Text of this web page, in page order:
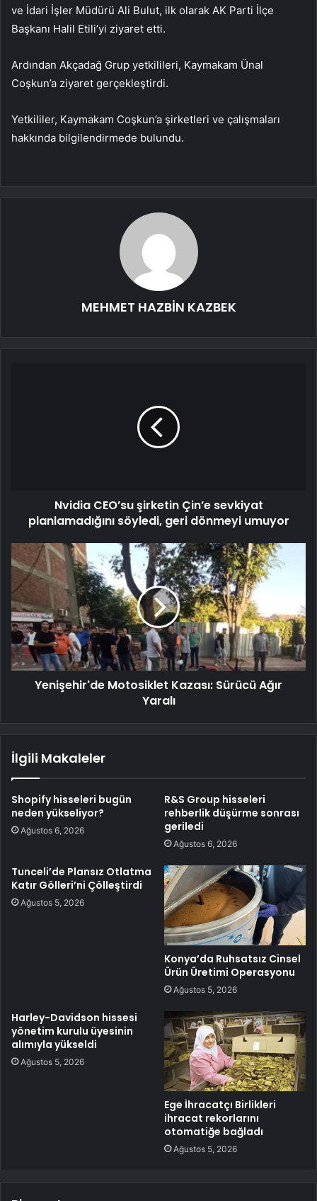
ve İdari İşler Müdürü Ali Bulut, ilk olarak AK Parti İlçe
Başkanı Halil Etili’yi ziyaret etti.
Ardından Akçadağ Grup yetkilileri, Kaymakam Ünal
Coşkun’a ziyaret gerçekleştirdi.
Yetkililer, Kaymakam Coşkun’a şirketleri ve çalışmaları
hakkında bilgilendirmede bulundu.
MEHMET HAZBİN KAZBEK
Nvidia CEO’su şirketin Çin’e sevkiyat
planlamadığını söyledi, geri dönmeyi umuyor
Yenişehir'de Motosiklet Kazası: Sürücü Ağır
Yaralı
İlgili Makaleler
Shopify hisseleri bugün
neden yükseliyor?
Ağustos 6, 2026
R&S Group hisseleri
rehberlik düşürme sonrası
geriledi
Ağustos 6, 2026
Tunceli’de Plansız Otlatma
Katır Gölleri’ni Çölleştirdi
Ağustos 5, 2026
Konya’da Ruhsatsız Cinsel
Ürün Üretimi Operasyonu
Ağustos 5, 2026
Harley-Davidson hissesi
yönetim kurulu üyesinin
alımıyla yükseldi
Ağustos 5, 2026
Ege İhracatçı Birlikleri
ihracat rekorlarını
otomatiğe bağladı
Ağustos 5, 2026